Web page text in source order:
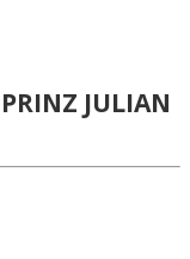
JULIAN